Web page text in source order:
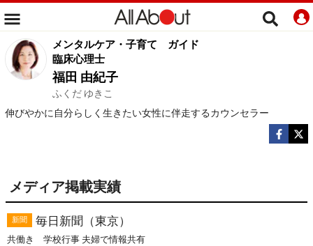
メンタルケア・子育て
ガイド
臨床心理士
福田 由紀子
ふくだ ゆきこ
伸びやかに自分らしく生きたい女性に伴走するカウンセラー
メディア掲載実績
新聞 毎日新聞（東京）
共働き 学校行事 夫婦で情報共有